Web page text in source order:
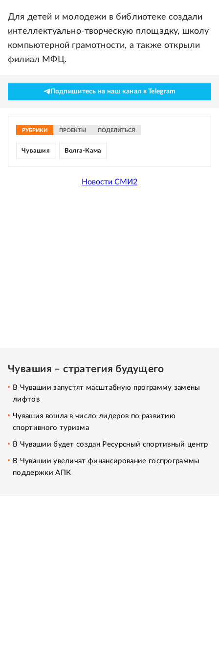
Для детей и молодежи в библиотеке создали
интеллектуально-творческую площадку, школу
компьютерной грамотности, а также открыли
филиал МФЦ.
Подпишитесь на наш канал в Telegram
РУБРИКИ ПРОЕКТЫ ПОДЕЛИТЬСЯ
Чувашия Волга-Кама
Новости СМИ2
Чувашия – стратегия будущего
В Чувашии запустят масштабную программу замены
лифтов
Чувашия вошла в число лидеров по развитию
спортивного туризма
В Чувашии будет создан Ресурсный спортивный центр
В Чувашии увеличат финансирование госпрограммы
поддержки АПК